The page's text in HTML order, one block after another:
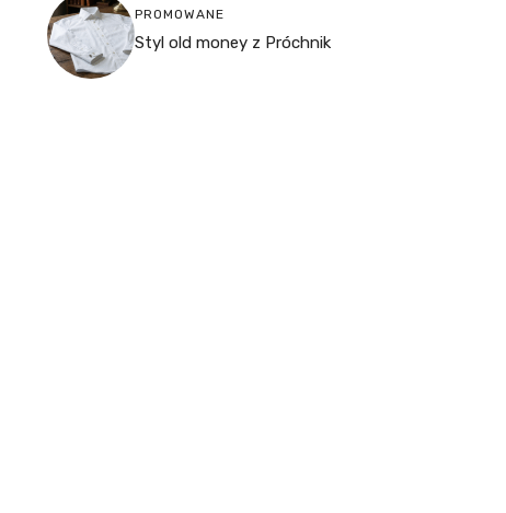
PROMOWANE
Styl old money z Próchnik